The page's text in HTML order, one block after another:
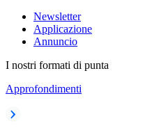
Newsletter
Applicazione
Annuncio
I nostri formati di punta
Approfondimenti